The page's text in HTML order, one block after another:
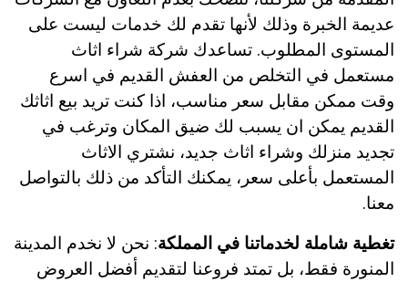
عديمة الخبرة وذلك لأنها تقدم لك خدمات ليست على
المستوى المطلوب. تساعدك شركة شراء اثاث
مستعمل في التخلص من العفش القديم في اسرع
وقت ممكن مقابل سعر مناسب، اذا كنت تريد بيع اثاثك
القديم يمكن ان يسبب لك ضيق المكان وترغب في
تجديد منزلك وشراء اثاث جديد، نشتري الاثاث
المستعمل بأعلى سعر، يمكنك التأكد من ذلك بالتواصل
معنا.
تغطية شاملة لخدماتنا في المملكة: نحن لا نخدم المدينة
المنورة فقط، بل تمتد فروعنا لتقديم أفضل العروض